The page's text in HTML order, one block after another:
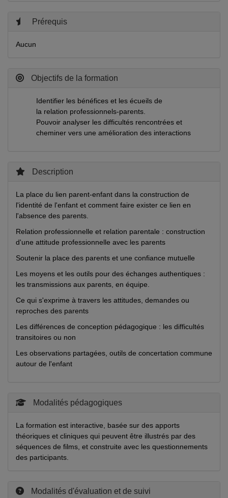
Prérequis
Aucun
Objectifs de la formation
Identifier les bénéfices et les écueils de
la relation professionnels-parents.
Pouvoir analyser les difficultés rencontrées et
cheminer vers une amélioration des interactions
Description
La place du lien parent-enfant dans la construction de
l'identité de l'enfant et comment faire exister ce lien en
l'absence des parents.
Relation professionnelle et relation parentale : construction
d'une attitude professionnelle avec les parents
Soutenir la place des parents et une confiance mutuelle
Les moyens et les outils pour des échanges authentiques :
les transmissions aux parents, en équipe.
Ce qui s'exprime à travers les attitudes, demandes ou
reproches des parents
Les différences de conception pédagogique : les difficultés
transitoires ou non
Les observations partagées, outils de concertation commune
autour de l'enfant
Modalités pédagogiques
La formation est interactive, basée sur des apports
théoriques et cliniques qui peuvent être illustrés par des
séquences de films, et construite avec les questionnements
des participants.
Modalités d'évaluation et de suivi